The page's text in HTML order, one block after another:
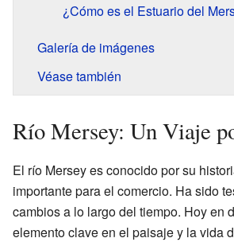
¿Cómo es el Estuario del
Galería de imágenes
Véase también
Río Mersey: Un Viaje
El río Mersey es conocido por su
importante para el comercio. Ha sido
cambios a lo largo del tiempo. Hoy en
elemento clave en el paisaje y la vida